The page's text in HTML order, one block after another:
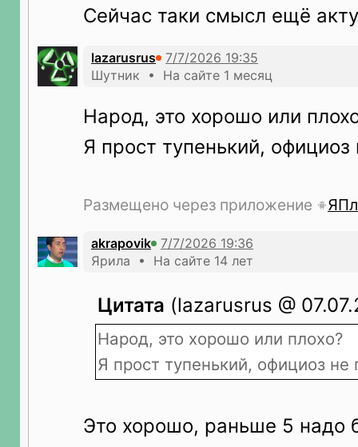
Сейчас таки смысл ещё
lazarusrus
Шутник • На сайте 1 месяц
Народ, это хорошо или
Я прост тупенький,
Размещено через приложение
akrapovik
Ярила • На сайте 14 лет
Цитата (lazarusrus @
Народ, это хорошо или плохо?
Я прост тупенький, официоз
Это хорошо, раньше 5 надо